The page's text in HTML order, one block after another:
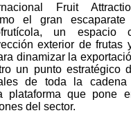
Fruit
el gran escaparate
un espacio
exterior de frutas
dinamizar la
un punto estratégico
de toda la cadena
plataforma que pone
del sector.